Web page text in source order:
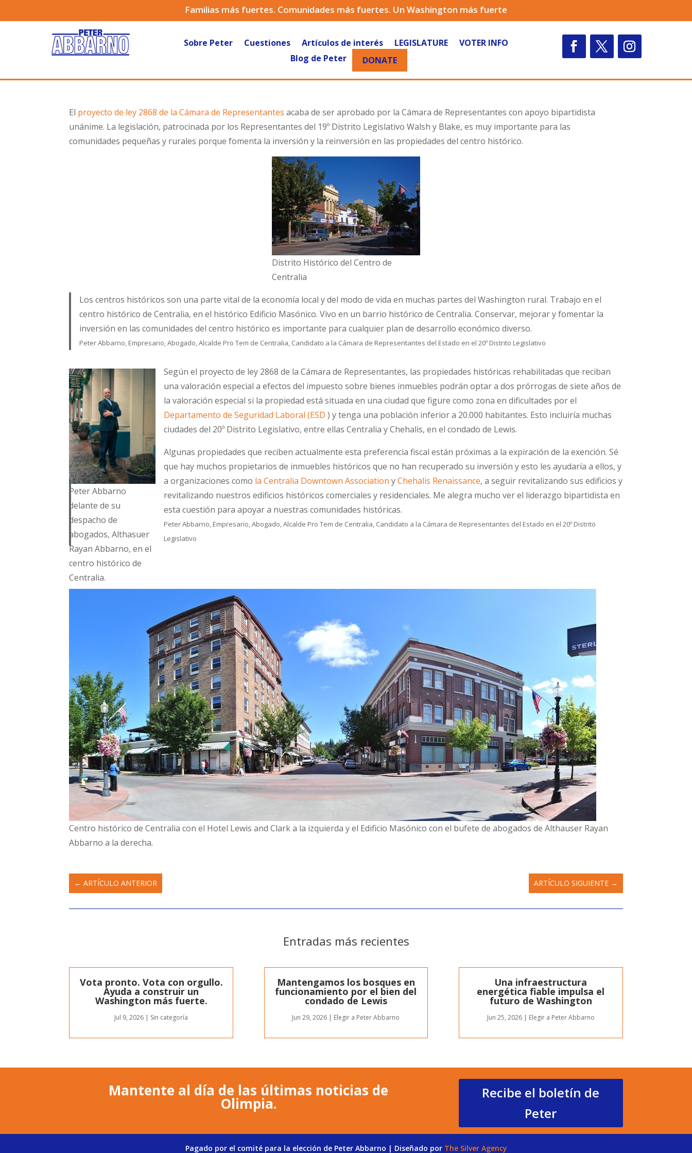
Familias más fuertes. Comunidades más fuertes. Un Washington más fuerte
Sobre Peter Cuestiones Artículos de interés LEGISLATURE
VOTER INFO
Blog de Peter
DONATE
El proyecto de ley 2868 de la Cámara de Representantes acaba de ser aprobado por la Cámara de Representantes con apoyo bipartidista
unánime. La legislación, patrocinada por los Representantes del 19º Distrito Legislativo Walsh y Blake, es muy importante para las
comunidades pequeñas y rurales porque fomenta la inversión y la reinversión en las propiedades del centro histórico.
Distrito Histórico del Centro de
Centralia
Los centros históricos son una parte vital de la economía local y del modo de vida en muchas partes del Washington rural. Trabajo en el
centro histórico de Centralia, en el histórico Edificio Masónico. Vivo en un barrio histórico de Centralia. Conservar, mejorar y fomentar la
inversión en las comunidades del centro histórico es importante para cualquier plan de desarrollo económico diverso.
Peter Abbarno, Empresario, Abogado, Alcalde Pro Tem de Centralia, Candidato a la Cámara de Representantes del Estado en el 20º Distrito Legislativo
Peter Abbarno
delante de su
despacho de
abogados, Althasuer
Rayan Abbarno, en el
centro histórico de
Centralia.
Según el proyecto de ley 2868 de la Cámara de Representantes, las propiedades históricas rehabilitadas que reciban
una valoración especial a efectos del impuesto sobre bienes inmuebles podrán optar a dos prórrogas de siete años de
la valoración especial si la propiedad está situada en una ciudad que figure como zona en dificultades por el
Departamento de Seguridad Laboral (ESD ) y tenga una población inferior a 20.000 habitantes. Esto incluiría muchas
ciudades del 20º Distrito Legislativo, entre ellas Centralia y Chehalis, en el condado de Lewis.
Algunas propiedades que reciben actualmente esta preferencia fiscal están próximas a la expiración de la exención. Sé
que hay muchos propietarios de inmuebles históricos que no han recuperado su inversión y esto les ayudaría a ellos, y
a organizaciones como la Centralia Downtown Association yChehalis Renaissance, a seguir revitalizando sus edificios y
revitalizando nuestros edificios históricos comerciales y residenciales. Me alegra mucho ver el liderazgo bipartidista en
esta cuestión para apoyar a nuestras comunidades históricas.
Peter Abbarno, Empresario, Abogado, Alcalde Pro Tem de Centralia, Candidato a la Cámara de Representantes del Estado en el 20º Distrito
Legislativo
Centro histórico de Centralia con el Hotel Lewis and Clark a la izquierda y el Edificio Masónico con el bufete de abogados de Althauser Rayan
Abbarno a la derecha.
←ARTÍCULO ANTERIOR ARTÍCULO SIGUIENTE→
Entradas más recientes
Vota pronto. Vota con orgullo.
Ayuda a construir un
Washington más fuerte.
Jul 9, 2026 | Sin categoría
Mantengamos los bosques en
funcionamiento por el bien del
condado de Lewis
Jun 29, 2026 | Elegir a Peter Abbarno
Una infraestructura
energética fiable impulsa el
futuro de Washington
Jun 25, 2026| Elegir a Peter Abbarno
Mantente al día de las últimas noticias de
Olimpia.
Recibe el boletín de
Peter
Pagado por el comité para la elección de Peter Abbarno | Diseñado por The Silver Agency